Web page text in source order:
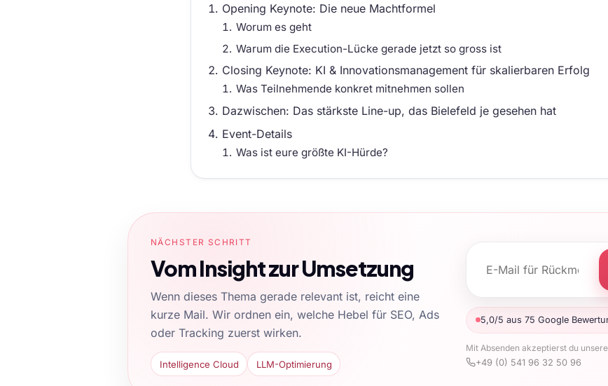
Opening Keynote: Die neue Machtformel
Worum es geht
Warum die Execution-Lücke gerade jetzt so gross ist
Closing Keynote: KI & Innovationsmanagement für skalierbaren Erfolg
Was Teilnehmende konkret mitnehmen sollen
Dazwischen: Das stärkste Line-up, das Bielefeld je gesehen hat
Event-Details
Was ist eure größte KI-Hürde?
NÄCHSTER SCHRITT
Vom Insight zur Umsetzung
Wenn dieses Thema gerade relevant ist, reicht eine
kurze Mail. Wir ordnen ein, welche Hebel für SEO, Ads
oder Tracking zuerst wirken.
Intelligence Cloud LLM-Optimierung
5,0/5 aus 75 Google
Mit Absenden akzeptierst du unsere
+49 (0) 541 96 32 50 96